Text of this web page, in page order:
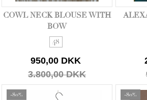
COWL NECK BLOUSE WITH
BOW
48
950,00 DKK
3.800,00 DKK
-80% -80%